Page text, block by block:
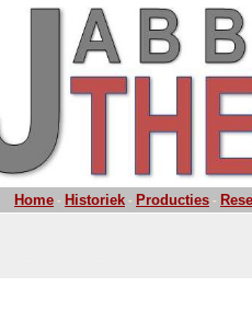
Home - Historiek - Producties -